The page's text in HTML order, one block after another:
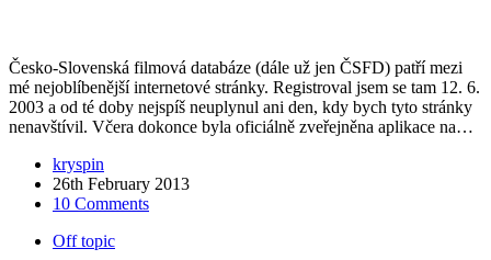
Česko-Slovenská filmová databáze (dále už jen ČSFD) patří mezi
mé nejoblíbenější internetové stránky. Registroval jsem se tam 12. 6.
2003 a od té doby nejspíš neuplynul ani den, kdy bych tyto stránky
nenavštívil. Včera dokonce byla oficiálně zveřejněna aplikace na…
kryspin
26th February 2013
10 Comments
Off topic